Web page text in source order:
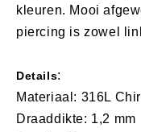
kleuren. Mooi
piercing is zowel
Details:
Materiaal: 316L
Draaddikte: 1,2 mm